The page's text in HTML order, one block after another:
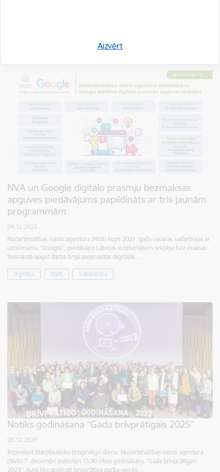
Aizvērt
NVA un Google digitālo prasmju bezmaksas
apguves piedāvājums papildināts ar trīs jaunām
programmām
09.12.2025.
Nodarbinātības valsts aģentūra (NVA) kopš 2021. gada vasaras sadarbojas ar
uzņēmumu “Google”, piedāvājot Latvijas iedzīvotājiem iespēju bez maksas
tiešsaistē apgūt darba tirgū pieprasītās digitālās…
Izglītība NVA Sabiedrība
Notiks godināšana “Gada brīvprātīgais 2025”
05.12.2025.
Atzīmējot Starptautisko brīvprātīgo dienu, Nodarbinātības valsts aģentūra
(NVA) 7. decembrī pulksten 13.00 rīkos godināšanu “Gada brīvprātīgais
2025”, kurā tiks godināti brīvprātīgā darba veicēji,…